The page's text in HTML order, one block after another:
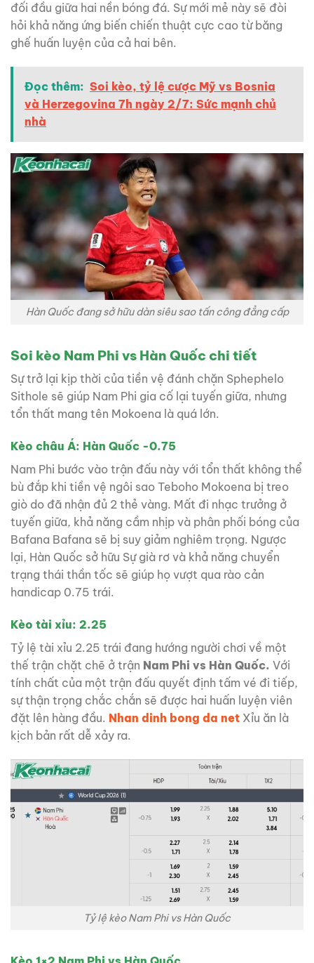
đối đầu giữa hai nền bóng đá. Sự mới mẻ này sẽ đòi
hỏi khả năng ứng biến chiến thuật cực cao từ băng
ghế huấn luyện của cả hai bên.
Đọc thêm: Soi kèo, tỷ lệ cược Mỹ vs Bosnia
và Herzegovina 7h ngày 2/7: Sức mạnh chủ
nhà
Hàn Quốc đang sở hữu dàn siêu sao tấn công đẳng cấp
Soi kèo Nam Phi vs Hàn Quốc chi tiết
Sự trở lại kịp thời của tiền vệ đánh chặn Sphephelo
Sithole sẽ giúp Nam Phi gia cố lại tuyến giữa, nhưng
tổn thất mang tên Mokoena là quá lớn.
Kèo châu Á: Hàn Quốc -0.75
Nam Phi bước vào trận đấu này với tổn thất không thể
bù đắp khi tiền vệ ngôi sao Teboho Mokoena bị treo
giò do đã nhận đủ 2 thẻ vàng. Mất đi nhạc trưởng ở
tuyến giữa, khả năng cầm nhịp và phân phối bóng của
Bafana Bafana sẽ bị suy giảm nghiêm trọng. Ngược
lại, Hàn Quốc sở hữu Sự già rơ và khả năng chuyển
trạng thái thần tốc sẽ giúp họ vượt qua rào cản
handicap 0.75 trái.
Kèo tài xỉu: 2.25
Tỷ lệ tài xỉu 2.25 trái đang hướng người chơi về một
thế trận chặt chẽ ở trận Nam Phi vs Hàn Quốc. Với
tính chất của một trận đấu quyết định tấm vé đi tiếp,
sự thận trọng chắc chắn sẽ được hai huấn luyện viên
đặt lên hàng đầu. Nhan dinh bong da net Xỉu ăn là
kịch bản rất dễ xảy ra.
Tỷ lệ kèo Nam Phi vs Hàn Quốc